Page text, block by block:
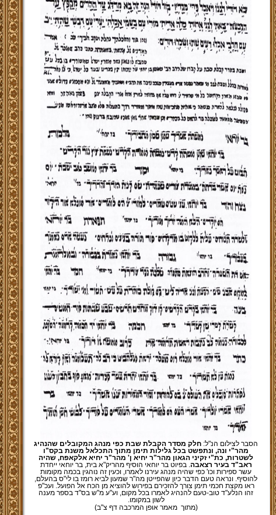
הסבר לצילום הנ"ל: חלק מסדר הקבלת שבת כפי מנהג המקובלים שהנהיג
מהר"י ונה, ונתפשט בכל גלילות תימן מתוך התכלאל משנת בקס"ו
לשטרות, כת"י זקיני הגאון מהר"ר יחיא ן' מהר"ר יחיא אלקאפח, שהיה
ראב"ד בעיר רצאבה . בפיוט בר יוחאי הוסיף מהריק"א בית, בר יוחאי ייחדת
עשר ספירות וכו' כפי שהיה מנהג עירנו לאמרו, וכעין זה נוהגין בכמה מקומות
להוסיף. ונראה טעם הדבר כיון שהפייטן מה"ר שמעון לביא רומז בו לי"ס בהעלם,
ראו מקצת חכמי תימן צורך להזכירם בפירוש להוציא מן הכח אל הפועל. ועכ"פ
זהו הנלע"ד טוב-טעם להנהיג לאמרו בכל מקום, וע"ע מ"ש בס"ד בספר מענה
לשון במקומו.
(מתוך מאמר אופן המרכבה דף צ"ב)